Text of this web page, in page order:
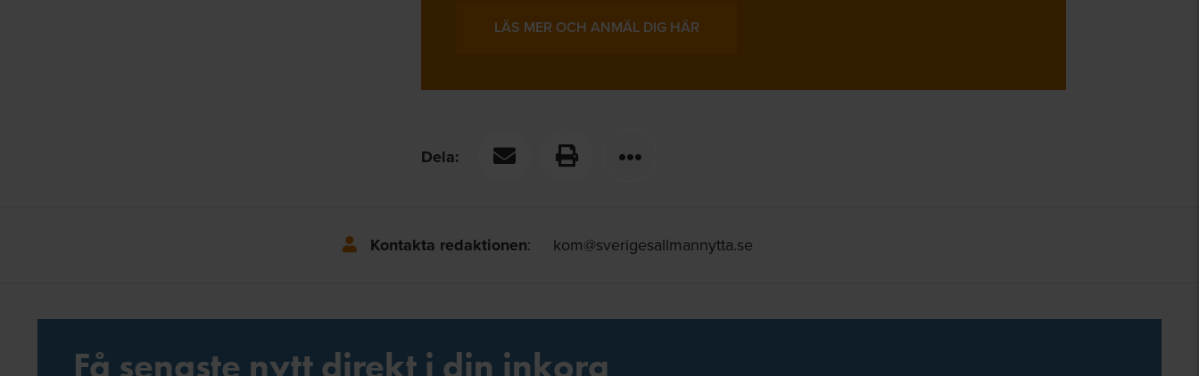
LÄS MER OCH ANMÄL DIG HÄR
Dela:
Kontakta redaktionen: kom@sverigesallmannytta.se
Få senaste nytt direkt i din inkorg